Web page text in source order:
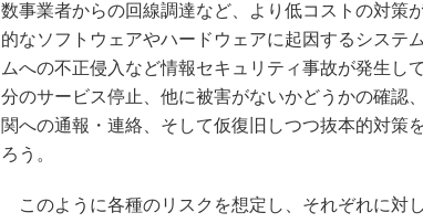
数事業者からの回線調達など、より低コストの対策
的なソフトウェアやハードウェアに起因するシステ
ムへの不正侵入など情報セキュリティ事故が発生し
分のサービス停止、他に被害がないかどうかの確認
関への通報・連絡、そして仮復旧しつつ抜本的対策
ろう。
このように各種のリスクを想定し、それぞれに対